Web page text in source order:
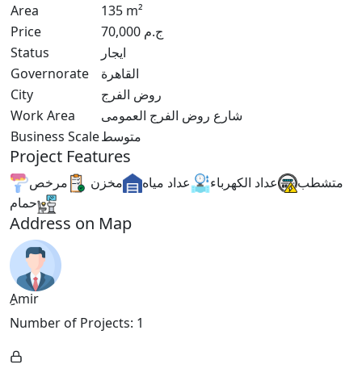
Area
135 m²
Price
70,000 ج.م
Status
ايجار
Governorate
القاهرة
City
روض الفرج
Work Area
شارع روض الفرج العمومى
Business Scaleمتوسط
Project Features
متشطب عداد الكهرباء عداد مياه مخزن
مرخص
حمام
Address on Map
ِِAmir
Number of Projects: 1